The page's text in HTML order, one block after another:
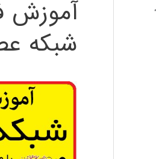
آموزش
شبکه